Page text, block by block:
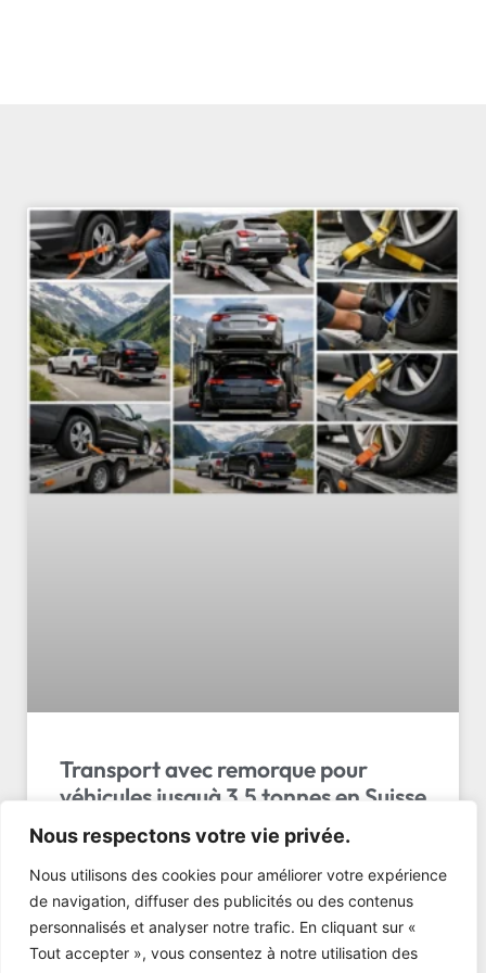
Nous respectons votre vie privée.
Nous utilisons des cookies pour améliorer votre expérience
de navigation, diffuser des publicités ou des contenus
personnalisés et analyser notre trafic. En cliquant sur «
Tout accepter », vous consentez à notre utilisation des
Transport avec remorque pour
véhicules jusquà 3.5 tonnes en Suisse
Le transport avec remorque pour véhicules jusqu’à
3.5 tonnes en Suisse par LL Transport Sàrl. Service
fiable, sécurisé et ponctuel. Devis gratuit…
LIRE L'ARTICLE »